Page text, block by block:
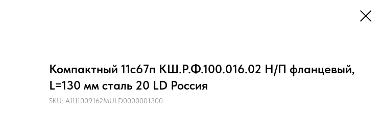
Компактный 11с67п КШ.Р.Ф.100.016.02 Н/П фланцевый,
L=130 мм сталь 20 LD Россия
SKU: А1111009162MULD0000001300